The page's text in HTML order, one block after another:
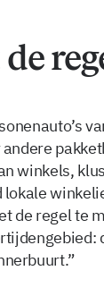
winkels,
de regel te